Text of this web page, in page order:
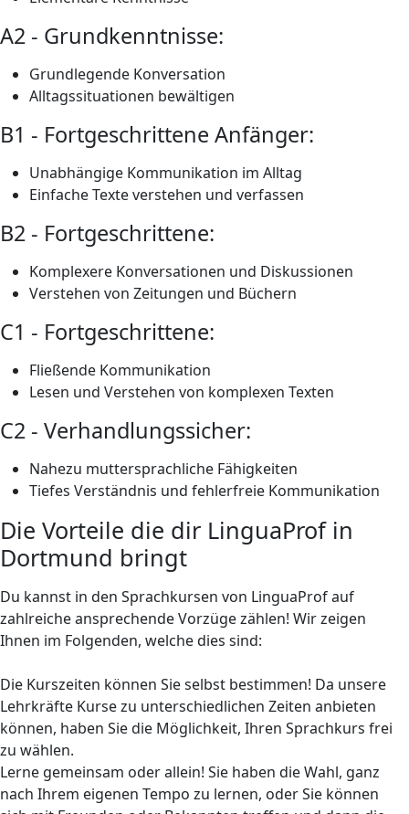
A2 - Grundkenntnisse:
Grundlegende Konversation
Alltagssituationen bewältigen
B1 - Fortgeschrittene Anfänger:
Unabhängige Kommunikation im Alltag
Einfache Texte verstehen und verfassen
B2 - Fortgeschrittene:
Komplexere Konversationen und Diskussionen
Verstehen von Zeitungen und Büchern
C1 - Fortgeschrittene:
Fließende Kommunikation
Lesen und Verstehen von komplexen Texten
C2 - Verhandlungssicher:
Nahezu muttersprachliche Fähigkeiten
Tiefes Verständnis und fehlerfreie Kommunikation
Die Vorteile die dir LinguaProf in
Dortmund bringt
Du kannst in den Sprachkursen von LinguaProf auf
zahlreiche ansprechende Vorzüge zählen! Wir zeigen
Ihnen im Folgenden, welche dies sind:
Die Kurszeiten können Sie selbst bestimmen! Da unsere
Lehrkräfte Kurse zu unterschiedlichen Zeiten anbieten
können, haben Sie die Möglichkeit, Ihren Sprachkurs frei
zu wählen.
Lerne gemeinsam oder allein! Sie haben die Wahl, ganz
nach Ihrem eigenen Tempo zu lernen, oder Sie können